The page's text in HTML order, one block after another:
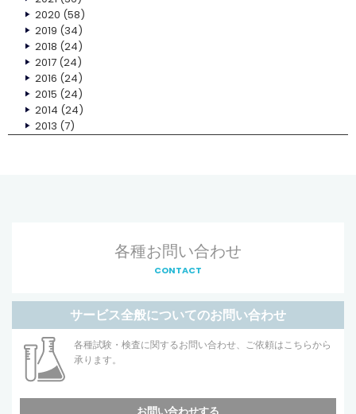
2020 (58)
2019 (34)
2018 (24)
2017(24)
2016 (24)
2015 (24)
2014 (24)
2013 (7)
各種お問い合わせ
CONTACT
サービス全般についてのお問い合わせ
各種試験・検査に関するお問い合わせ、ご依頼はこちらから
承ります。
お問い合わせする